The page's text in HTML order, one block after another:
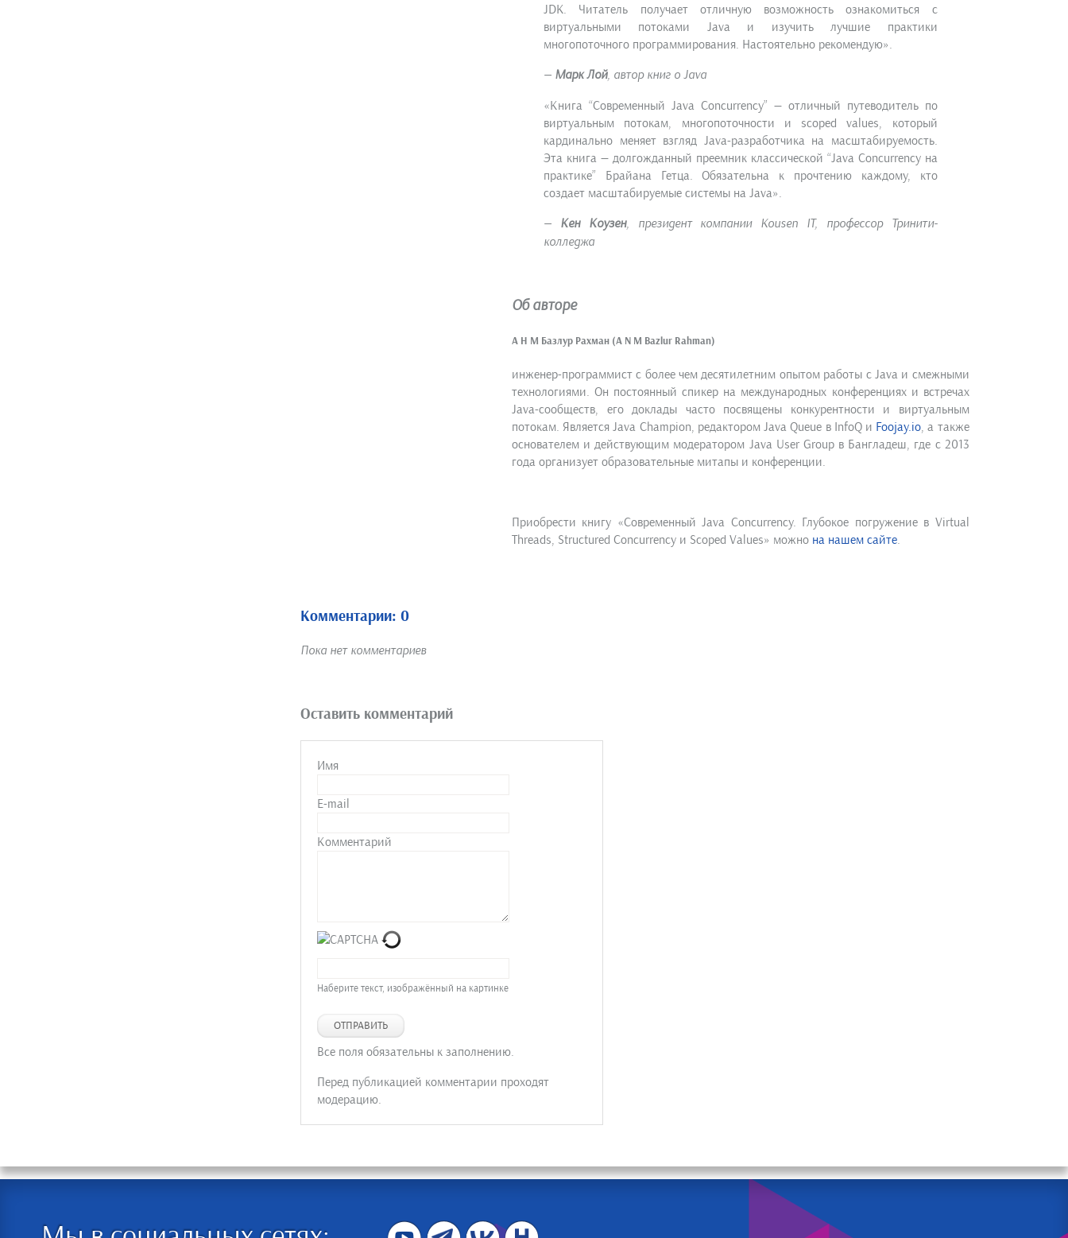
JDK. Читатель получает отличную возможность ознакомиться с
виртуальными потоками Java и изучить лучшие практики
многопоточного программирования. Настоятельно рекомендую».
— Марк Лой, автор книг о Java
«Книга “Современный Java Concurrency” — отличный путеводитель по
виртуальным потокам, многопоточности и scoped values, который
кардинально меняет взгляд Java-разработчика на масштабируемость.
Эта книга — долгожданный преемник классической “Java Concurrency на
практике” Брайана Гетца. Обязательна к прочтению каждому, кто
создает масштабируемые системы на Java».
— Кен Коузен, президент компании Kousen IT, профессор Тринити-
колледжа
Об авторе
А Н М Базлур Рахман (A N M Bazlur Rahman)
инженер-программист с более чем десятилетним опытом работы с Java и смежными
технологиями. Он постоянный спикер на международных конференциях и встречах
Java-сообществ, его доклады часто посвящены конкурентности и виртуальным
потокам. Является Java Champion, редактором Java Queue в InfoQ и Foojay.io, а также
основателем и действующим модератором Java User Group в Бангладеш, где с 2013
года организует образовательные митапы и конференции.
Приобрести книгу «Современный Java Concurrency. Глубокое погружение в Virtual
Threads, Structured Concurrency и Scoped Values» можно на нашем сайте.
Комментарии: 0
Пока нет комментариев
Оставить комментарий
Имя
E-mail
Комментарий
Наберите текст, изображённый на картинке
ОТПРАВИТЬ
Все поля обязательны к заполнению.
Перед публикацией комментарии проходят
модерацию.